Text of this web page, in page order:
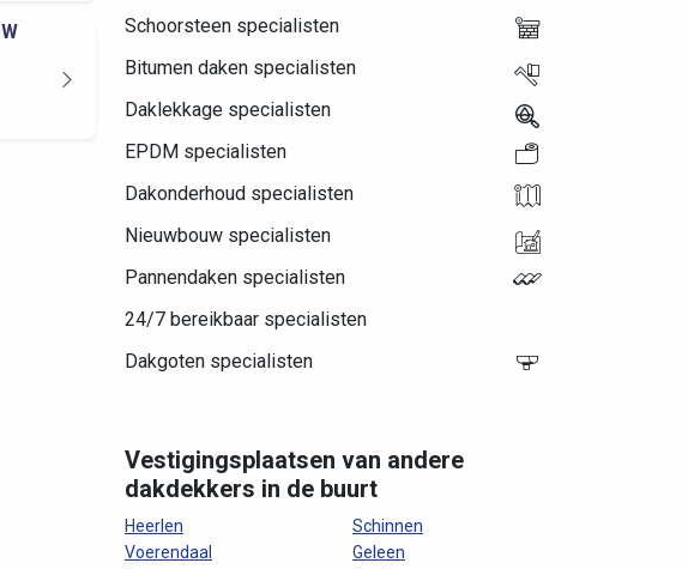
Schoorsteen specialisten
Bitumen daken specialisten
Daklekkage specialisten
EPDM specialisten
Dakonderhoud specialisten
Nieuwbouw specialisten
Pannendaken specialisten
24/7 bereikbaar specialisten
Dakgoten specialisten
Vestigingsplaatsen van andere
dakdekkers in de buurt
Heerlen
Voerendaal
Schinnen
Geleen